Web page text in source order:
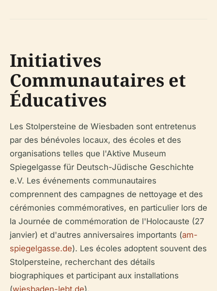
Initiatives
Communautaires et
Éducatives
Les Stolpersteine de Wiesbaden sont entretenus
par des bénévoles locaux, des écoles et des
organisations telles que l'Aktive Museum
Spiegelgasse für Deutsch-Jüdische Geschichte
e.V. Les événements communautaires
comprennent des campagnes de nettoyage et des
cérémonies commémoratives, en particulier lors de
la Journée de commémoration de l'Holocauste (27
janvier) et d'autres anniversaires importants (am-
spiegelgasse.de). Les écoles adoptent souvent des
Stolpersteine, recherchant des détails
biographiques et participant aux installations